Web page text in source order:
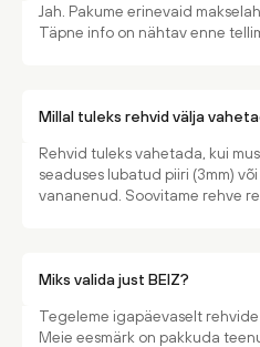
Jah. Pakume erinevaid
Täpne info on nähtav enne
Millal tuleks rehvid välja
Rehvid tuleks vahetada, kui
seaduses lubatud piiri (3mm)
vananenud. Soovitame rehve
Miks valida just BEIZ?
Tegeleme igapäevaselt
Meie eesmärk on pakkuda